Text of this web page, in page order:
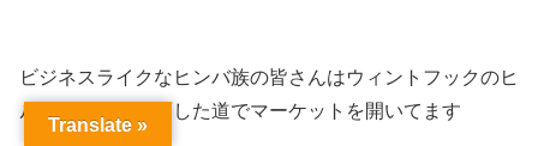
ビジネスライクなヒンバ族の皆さんはウィントフックのヒ
ルトンホテルに面した道でマーケットを開いてます
Translate »